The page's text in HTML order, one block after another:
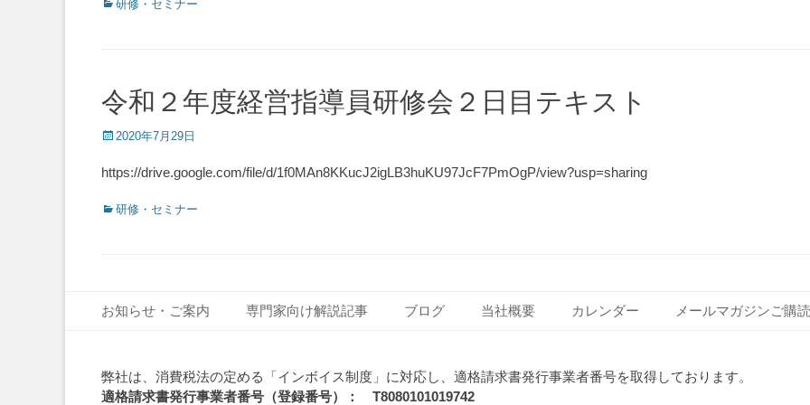
Categories
研修・セミナー
令和２年度経営指導員研修会２日目テキスト
Posted
2020年7月29日
https://drive.google.com/file/d/1f0MAn8KKucJ2igLB3huKU97JcF7PmOgP/view?usp=sharing
Categories
研修・セミナー
Footer Menu
お知らせ・ご案内 専門家向け解説記事 ブログ 当社概要 カレンダー メールマガジンご購
弊社は、消費税法の定める「インボイス制度」に対応し、適格請求書発行事業者番号を取得しております。
適格請求書発行事業者番号（登録番号）： T8080101019742